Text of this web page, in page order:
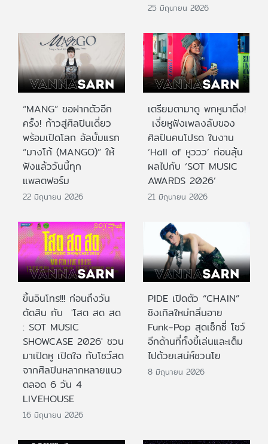
25 มิถุนายน 2026
“MANG” ขอฝากตัวอีก
ครั้ง! ก้าวสู่ศิลปินเดี่ยว
พร้อมเปิดโลก อัลบั้มแรก
“มางโก้ (MANGO)” ให้
ฟังแล้ววันนี้ทุก
แพลตฟอร์ม
22 มิถุนายน 2026
เตรียมตามาดู พกหูมาติ่ง!
เงี่ยหูฟังเพลงลับของ
ศิลปินคนโปรด ในงาน
‘Hall of หูววว’ ก่อนลุ้น
ผลไปกับ ‘SOT MUSIC
AWARDS 2026’
21 มิถุนายน 2026
ขึ้นอินโทร!!! ก่อนถึงวัน
ตัดสิน กับ 'โสต สด สด
: SOT MUSIC
SHOWCASE 2026' ชวน
มาเปิดหู เปิดใจ กับโชว์สด
จากศิลปินหลากหลายแนว
ตลอด 6 วัน 4
LIVEHOUSE
16 มิถุนายน 2026
PIDE เปิดตัว “CHAIN”
ซิงเกิลใหม่กลิ่นอาย
Funk-Pop สุดเซ็กซี่ โชว์
อีกด้านที่ทั้งขี้เล่นและเต็ม
ไปด้วยเสน่ห์ชวนโย
8 มิถุนายน 2026